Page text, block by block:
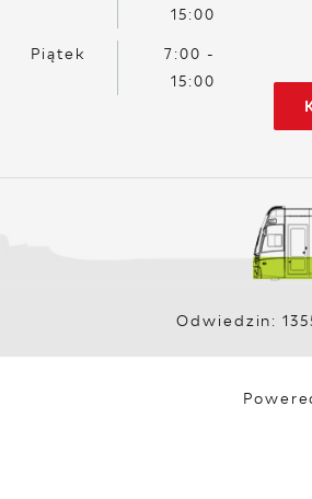
15:00
Piątek
7:00 -
15:00
Odwiedzin: